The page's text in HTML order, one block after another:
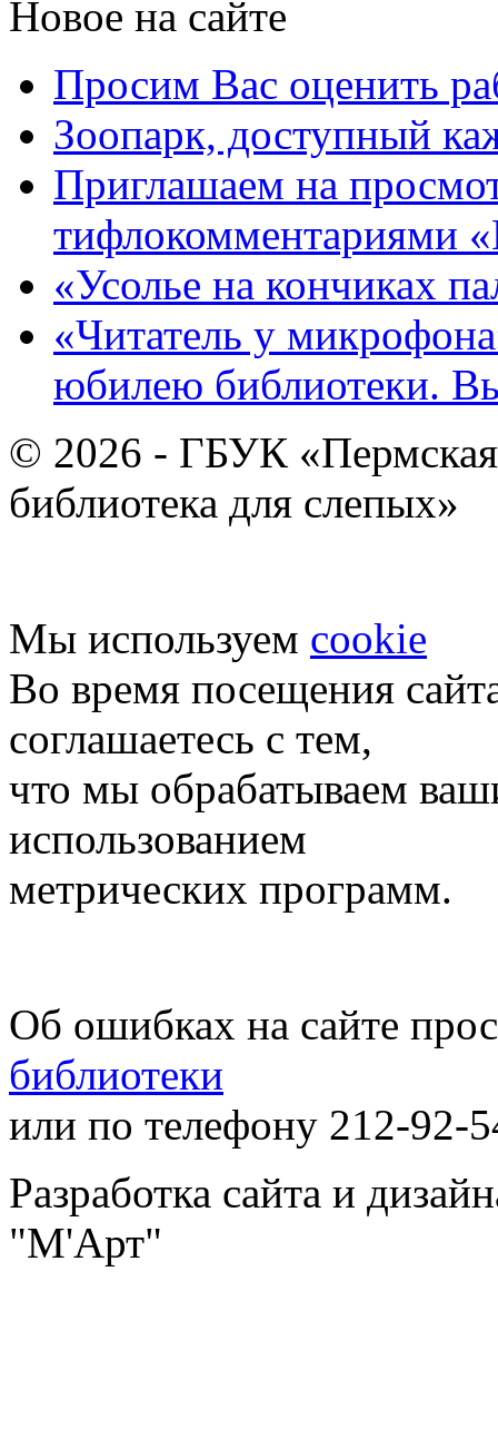
Новое на сайте
Просим Вас оценить
Зоопарк, доступный
Приглашаем на
тифлокомментариями
«Усолье на кончиках
«Читатель у
юбилею библиотеки.
© 2026 - ГБУК «Пермская
библиотека для слепых»
Мы используем cookie
Во время посещения
соглашаетесь с тем,
что мы обрабатываем
использованием
метрических программ.
Об ошибках на сайте
библиотеки
или по телефону 212-92-
Разработка сайта и
"М'Арт"